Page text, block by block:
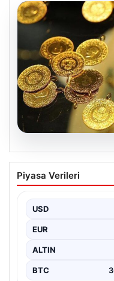
07.08.2026
Altın fiyatları
fiyatları bugün
Piyasa Verileri
USD
EUR
ALTIN
BTC